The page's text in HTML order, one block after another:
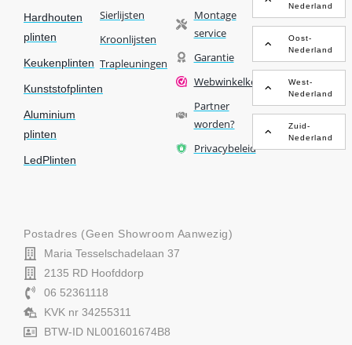
Hardhouten
plinten
Keukenplinten
Kunststofplinten
Aluminium
plinten
LedPlinten
Sierlijsten
Kroonlijsten
Trapleuningen
Montage
service
Garantie
Webwinkelkeur
Partner
worden?
Privacybeleid
Nederland
Oost-
Nederland
West-
Nederland
Zuid-
Nederland
Postadres (geen Showroom Aanwezig)
Maria Tesselschadelaan 37
2135 RD Hoofddorp
06 52361118
KVK nr 34255311
BTW-ID NL001601674B8